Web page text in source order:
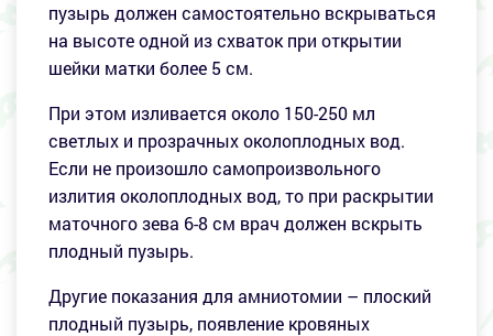
пузырь должен самостоятельно вскрываться
на высоте одной из схваток при открытии
шейки матки более 5 см.
При этом изливается около 150-250 мл
светлых и прозрачных околоплодных вод.
Если не произошло самопроизвольного
излития околоплодных вод, то при раскрытии
маточного зева 6-8 см врач должен вскрыть
плодный пузырь.
Другие показания для амниотомии – плоский
плодный пузырь, появление кровяных